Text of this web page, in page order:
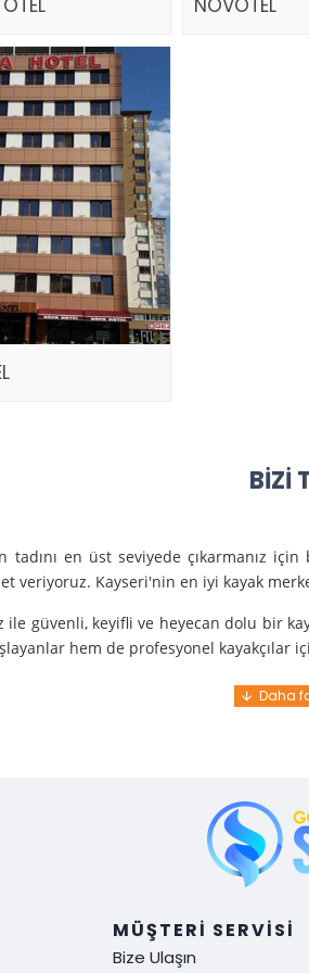
BIZI
tadını en üst seviyede çıkarmanız
veriyoruz. Kayseri'nin en iyi kayak
güvenli, keyifli ve heyecan dolu bir
hem de profesyonel
şeyden önce gelir. En kaliteli
her şey demek. Tüm detayları
MÜŞTERI SERVISI
Bize Ulaşın